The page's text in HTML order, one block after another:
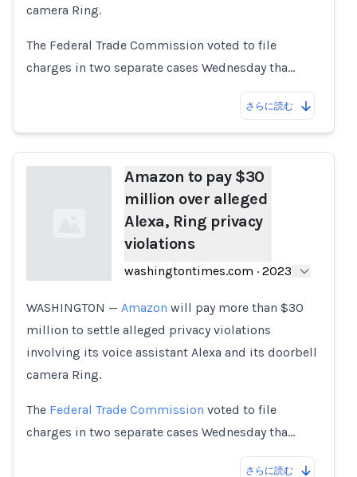
camera Ring.
The Federal Trade Commission voted to file
charges in two separate cases Wednesday tha…
さらに読む
Loading...
Amazon to pay $30
million over alleged
Alexa, Ring privacy
violations
washingtontimes.com · 2023
WASHINGTON — Amazon will pay more than $30
million to settle alleged privacy violations
involving its voice assistant Alexa and its doorbell
camera Ring.
The Federal Trade Commission voted to file
charges in two separate cases Wednesday tha…
さらに読む